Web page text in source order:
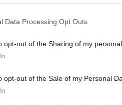
Data Processing Opt Outs
opt-out of the Sharing of my personal
opt-out of the Sale of my Personal